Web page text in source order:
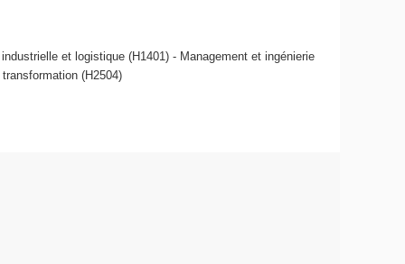
et logistique (H1401) - Management et ingénierie
(H2504)